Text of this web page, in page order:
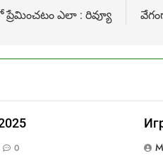
ప్రేమించటం ఎలా : రివ్యూ
0